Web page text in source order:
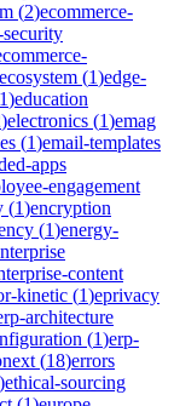
(2)ecommerce-
security
ecosystem (1)edge-
1)education
)electronics (1)emag
(1)email-templates
apps
engagement
(1)encryption
(1)energy-
content
kinetic (1)eprivacy
architecture
(1)erp-
(18)errors
)ethical-sourcing